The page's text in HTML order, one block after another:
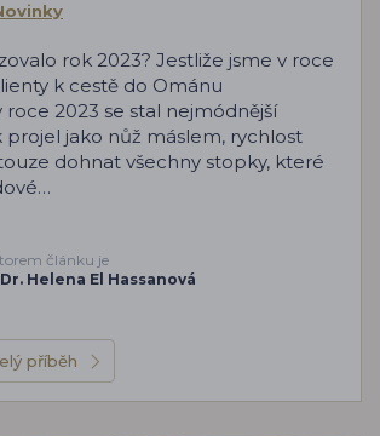
článku je
Helena El Hassanová
rok 2023? Jestliže jsme v roce
k cestě do Ománu
2023 se stal nejmódnější
projel jako nůž máslem, rychlost
dohnat všechny stopky, které
příběh